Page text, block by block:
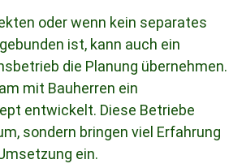
oder wenn kein separates
ist, kann auch ein
die Planung übernehmen.
mit Bauherren ein
entwickelt. Diese Betriebe
sondern bringen viel Erfahrung
ein.